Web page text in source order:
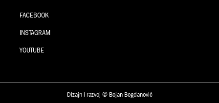
FACEBOOK
INSTAGRAM
YOUTUBE
Dizajn i razvoj © Bojan Bogdanović